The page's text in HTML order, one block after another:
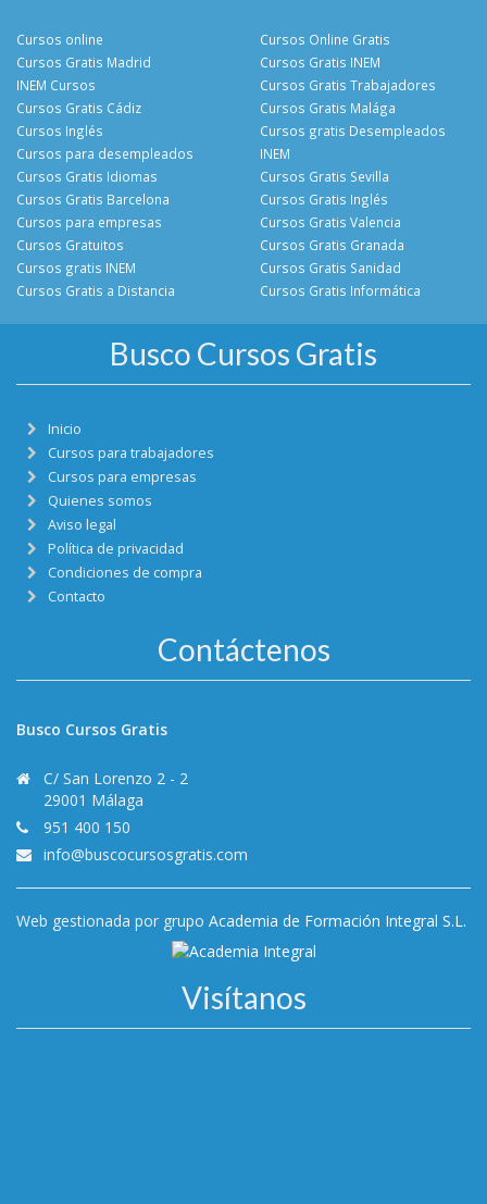
Cursos online
Cursos Gratis Madrid
INEM Cursos
Cursos Gratis Cádiz
Cursos Online Gratis
Cursos Gratis INEM
Cursos Gratis Trabajadores
Cursos Gratis Malága
Cursos Inglés
Cursos para desempleados
Cursos Gratis Idiomas
Cursos Gratis Barcelona
Cursos gratis Desempleados
INEM
Cursos Gratis Sevilla
Cursos Gratis Inglés
Cursos para empresas
Cursos Gratuitos
Cursos gratis INEM
Cursos Gratis a Distancia
Cursos Gratis Valencia
Cursos Gratis Granada
Cursos Gratis Sanidad
Cursos Gratis Informática
Busco Cursos Gratis
Inicio
Cursos para trabajadores
Cursos para empresas
Quienes somos
Aviso legal
Política de privacidad
Condiciones de compra
Contacto
Contáctenos
Busco Cursos Gratis
C/ San Lorenzo 2 - 2
29001 Málaga
951 400 150
info@buscocursosgratis.com
Web gestionada por grupo Academia de Formación Integral S.L.
Visítanos